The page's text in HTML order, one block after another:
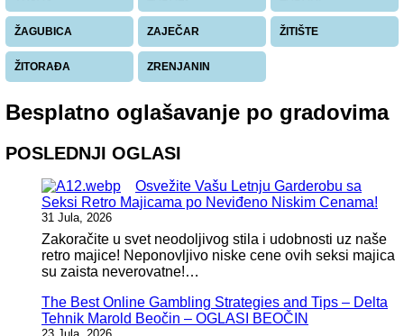
ŽAGUBICA ZAJEČAR ŽITIŠTE
ŽITORAĐA ZRENJANIN
Besplatno oglašavanje po gradovima
POSLEDNJI OGLASI
Osvežite Vašu Letnju Garderobu sa
Seksi Retro Majicama po Neviđeno Niskim Cenama!
31 Jula, 2026
Zakoračite u svet neodoljivog stila i udobnosti uz naše
retro majice! Neponovljivo niske cene ovih seksi majica
su zaista neverovatne!…
The Best Online Gambling Strategies and Tips – Delta
Tehnik Marold Beočin – OGLASI BEOČIN